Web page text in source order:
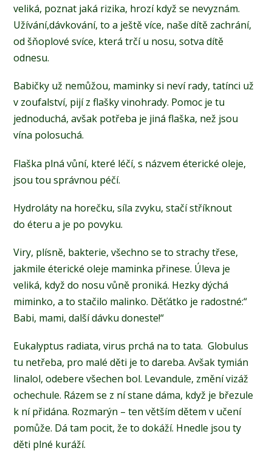
veliká, poznat jaká rizika, hrozí když se nevyznám.
Užívání,dávkování, to a ještě více, naše dítě zachrání,
od šňoplové svíce, která trčí u nosu, sotva dítě
odnesu.
Babičky už nemůžou, maminky si neví rady, tatínci už
v zoufalství, pijí z flašky vinohrady. Pomoc je tu
jednoduchá, avšak potřeba je jiná flaška, než jsou
vína polosuchá.
Flaška plná vůní, které léčí, s názvem éterické oleje,
jsou tou správnou péčí.
Hydroláty na horečku, síla zvyku, stačí stříknout
do éteru a je po povyku.
Viry, plísně, bakterie, všechno se to strachy třese,
jakmile éterické oleje maminka přinese. Úleva je
veliká, když do nosu vůně proniká. Hezky dýchá
miminko, a to stačilo malinko. Děťátko je radostné:“
Babi, mami, další dávku doneste!“
Eukalyptus radiata, virus prchá na to tata. Globulus
tu netřeba, pro malé děti je to dareba. Avšak tymián
linalol, odebere všechen bol. Levandule, změní vizáž
ochechule. Rázem se z ní stane dáma, když je březule
k ní přidána. Rozmarýn – ten větším dětem v učení
pomůže. Dá tam pocit, že to dokáží. Hnedle jsou ty
děti plné kuráží.